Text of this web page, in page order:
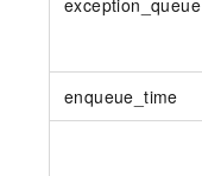
exception_queue
enqueue_time